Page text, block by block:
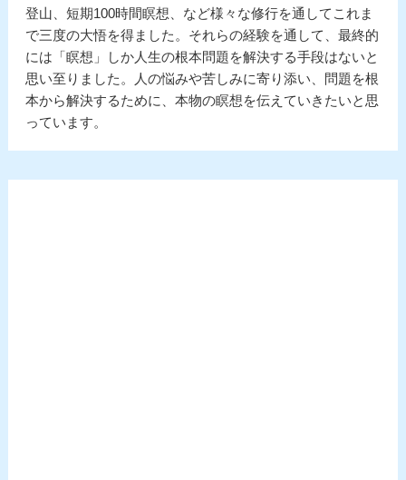
登山、短期100時間瞑想、など様々な修行を通してこれま
で三度の大悟を得ました。それらの経験を通して、最終的
には「瞑想」しか人生の根本問題を解決する手段はないと
思い至りました。人の悩みや苦しみに寄り添い、問題を根
本から解決するために、本物の瞑想を伝えていきたいと思
っています。